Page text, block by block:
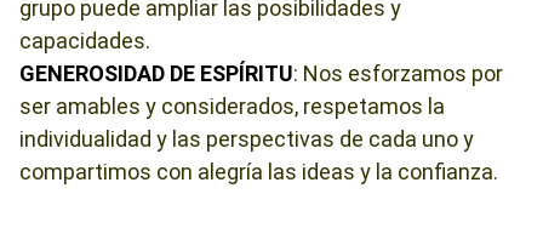
grupo puede ampliar las posibilidades y
capacidades.
GENEROSIDAD DE ESPÍRITU: Nos esforzamos por
ser amables y considerados, respetamos la
individualidad y las perspectivas de cada uno y
compartimos con alegría las ideas y la confianza.